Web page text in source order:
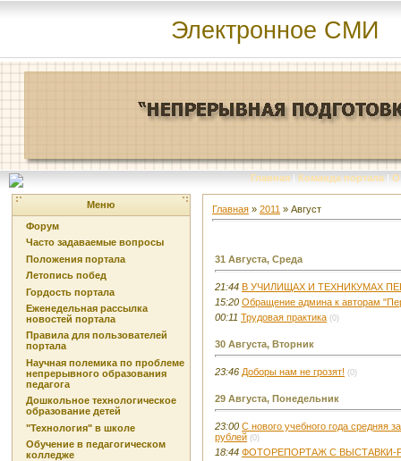
Электронное СМИ
Главная | Команда портала | О
Меню
Форум
Часто задаваемые вопросы
Положения портала
Летопись побед
Гордость портала
Еженедельная рассылка
новостей портала
Правила для пользователей
портала
Научная полемика по проблеме
непрерывного образования
педагога
Дошкольное технологическое
образование детей
"Технология" в школе
Обучение в педагогическом
колледже
Главная » 2011 » Август
31 Августа, Среда
21:44 В УЧИЛИЩАХ И ТЕХНИКУМАХ
15:20 Обращение админа к авторам
00:11 Трудовая практика (0)
30 Августа, Вторник
23:46 Доборы нам не грозят! (0)
29 Августа, Понедельник
23:00 С нового учебного года средняя
рублей (0)
18:44 ФОТОРЕПОРТАЖ С ВЫСТАВКИ-